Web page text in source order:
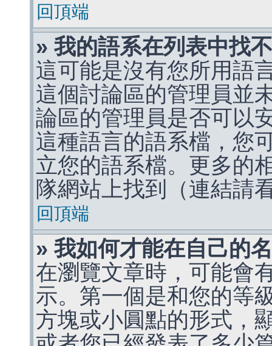
回頂端
» 我的語系在列表中找
這可能是沒有您所用語
這個討論區的管理員並
論區的管理員是否可以
這種語言的語系檔，您
立您的語系檔。更多的
隊網站上找到（連結請
回頂端
» 我如何才能在自己的
在瀏覽文章時，可能會
示。第一個是和您的等
方塊或小圓點的形式，